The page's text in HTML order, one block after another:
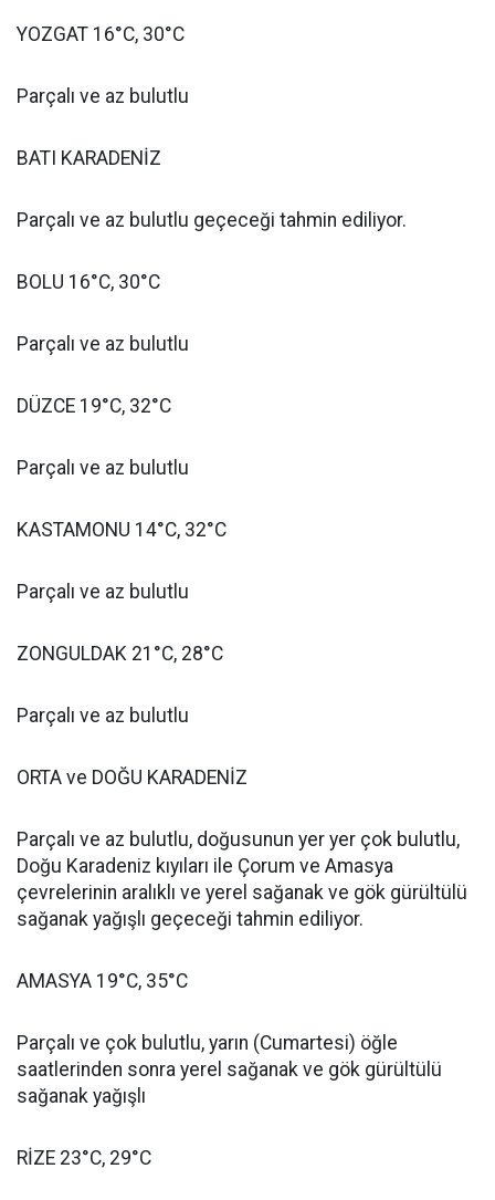
YOZGAT 16°C, 30°C
Parçalı ve az bulutlu
BATI KARADENİZ
Parçalı ve az bulutlu geçeceği tahmin ediliyor.
BOLU 16°C, 30°C
Parçalı ve az bulutlu
DÜZCE 19°C, 32°C
Parçalı ve az bulutlu
KASTAMONU 14°C, 32°C
Parçalı ve az bulutlu
ZONGULDAK 21°C, 28°C
Parçalı ve az bulutlu
ORTA ve DOĞU KARADENİZ
Parçalı ve az bulutlu, doğusunun yer yer çok bulutlu,
Doğu Karadeniz kıyıları ile Çorum ve Amasya
çevrelerinin aralıklı ve yerel sağanak ve gök gürültülü
sağanak yağışlı geçeceği tahmin ediliyor.
AMASYA 19°C, 35°C
Parçalı ve çok bulutlu, yarın (Cumartesi) öğle
saatlerinden sonra yerel sağanak ve gök gürültülü
sağanak yağışlı
RİZE 23°C, 29°C